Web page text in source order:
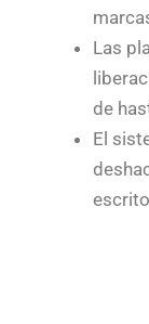
Las
de
El